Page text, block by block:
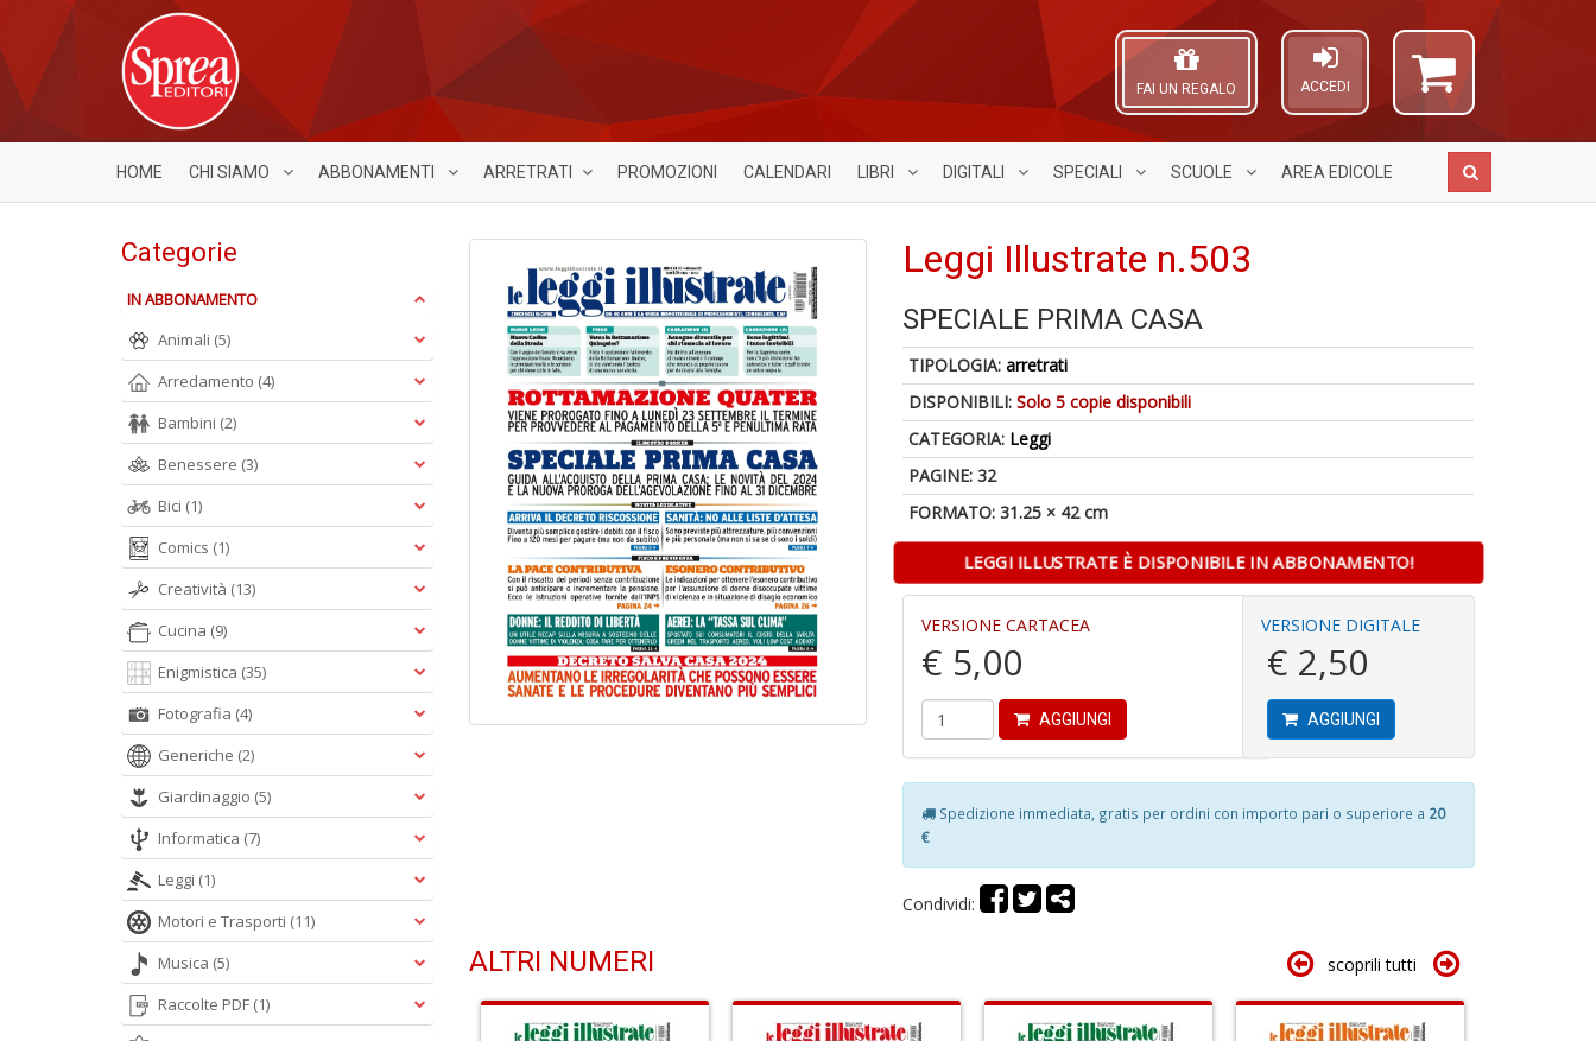
ACCEDI
FAI UN REGALO
HOME CHI SIAMO ABBONAMENTI ARRETRATI PROMOZIONI CALENDARI LIBRI DIGITALI SPECIALI SCUOLE AREA EDICOLE
Leggi Illustrate n.503
SPECIALE PRIMA CASA
TIPOLOGIA:arretrati
DISPONIBILI:Solo 5 copie disponibili
CATEGORIA: Leggi
PAGINE: 32
FORMATO: 31.25 × 42 cm
LEGGI ILLUSTRATE È DISPONIBILE IN ABBONAMENTO!
VERSIONE CARTACEA
€ 5,00
AGGIUNGI
VERSIONE DIGITALE
€ 2,50
AGGIUNGI
Spedizione immediata, gratis per ordini con importo pari o superiore a 20
€
Condividi:
ALTRI NUMERI scoprili tutti
Categorie
IN ABBONAMENTO
Animali (5)
Arredamento (4)
Bambini (2)
Benessere (3)
Bici (1)
Comics (1)
Creatività (13)
Cucina (9)
Enigmistica (35)
Fotografia (4)
Generiche (2)
Giardinaggio (5)
Informatica (7)
Leggi (1)
Motori e Trasporti (11)
Musica (5)
Raccolte PDF (1)